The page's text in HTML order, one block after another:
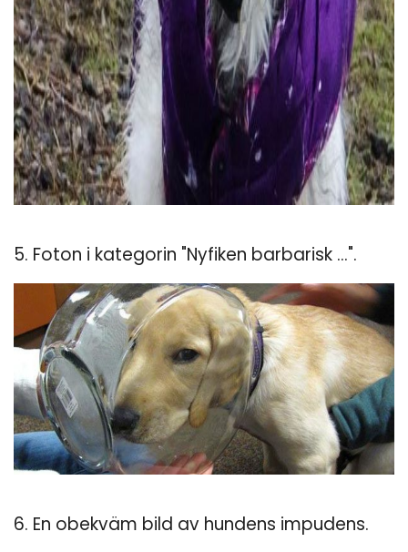
5. Foton i kategorin "Nyfiken barbarisk ...".
6. En obekväm bild av hundens impudens.